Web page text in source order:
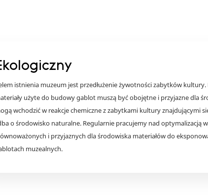
istnienia muzeum jest przedłużenie żywotności zabytków
użyte do budowy gablot muszą być obojętne i przyjazne dla
wchodzić w reakcje chemiczne z zabytkami kultury znajdującymi
o środowisko naturalne. Regularnie pracujemy nad optymalizacją
i przyjaznych dla środowiska materiałów do
muzealnych.